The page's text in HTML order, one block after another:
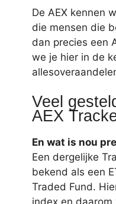
De AEX kennen
die mensen die
dan precies een
we je hier in de
Veel
AEX
En wat is nou
Een dergelijke
bekend als een
Traded Fund.